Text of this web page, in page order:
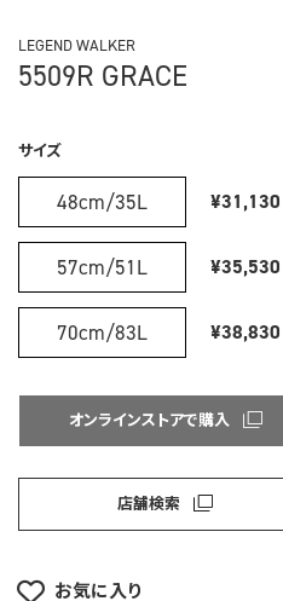
LEGEND WALKER
5509R GRACE
サイズ
48cm/35L ¥31,130
57cm/51L ¥35,530
70cm/83L ¥38,830
オンラインストアで購入
店舗検索
お気に入り